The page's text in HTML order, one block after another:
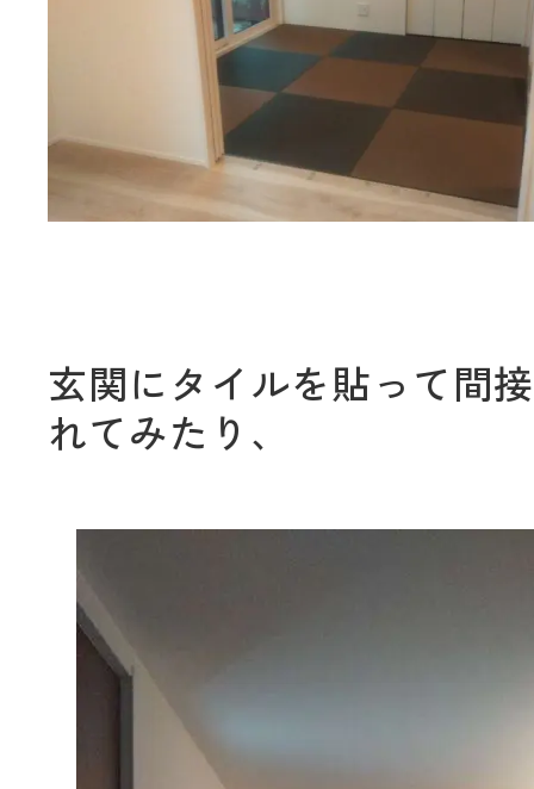
玄関にタイルを貼って間
れてみたり、